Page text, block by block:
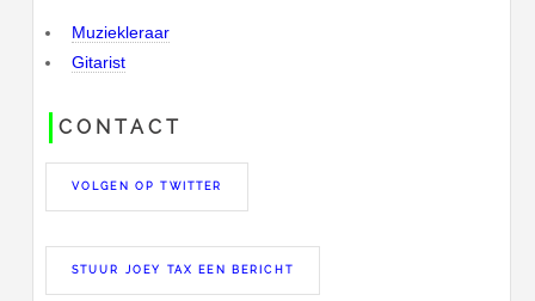
Muziekleraar
Gitarist
CONTACT
VOLGEN OP TWITTER
STUUR JOEY TAX EEN BERICHT